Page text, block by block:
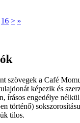
16 > »
szövegek a Café
képezik és
írásos engedélye
történő)
tilos.